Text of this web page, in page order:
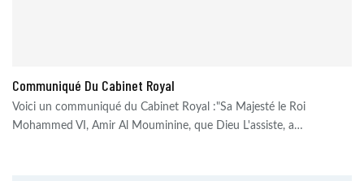
Communiqué Du Cabinet Royal
Voici un communiqué du Cabinet Royal :"Sa Majesté le Roi
Mohammed VI, Amir Al Mouminine, que Dieu L'assiste, a…